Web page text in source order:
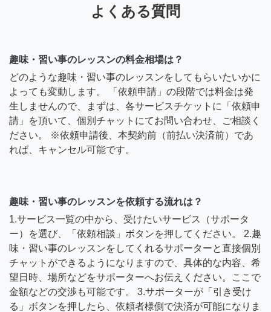
よくある質問
趣味・習い事のレッスンの料金相場は？
どのような趣味・習い事のレッスンをしてもらいたいかに
よっても変動します。 「依頼申請」の段階では料金は発
生しませんので、まずは、各サービスチケットに「依頼申
請」を頂いて、個別チャットにてお問い合わせ、ご相談く
ださい。 ※依頼申請後、本契約前（前払い決済前）であ
れば、キャンセル可能です。
趣味・習い事のレッスンを依頼する流れは？
1.サービス一覧の中から、受けたいサービス（サポータ
ー）を選び、「依頼相談」ボタンを押してください。 2.趣
味・習い事のレッスンをしてくれるサポーターと直接個別
チャットができるようになりますので、具体的な内容、希
望日時、場所などをサポーターへお伝えください。ここで
金額などの交渉も可能です。 3.サポーターが「引き受け
る」ボタンを押したら、依頼者様側で決済が可能になりま